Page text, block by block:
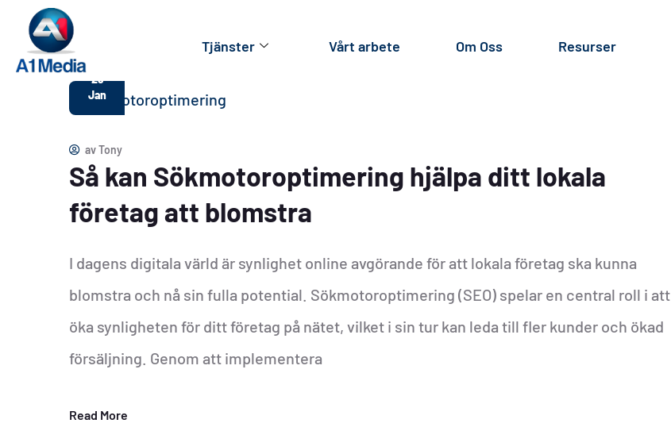
Tjänster Vårt arbete Om Oss Resurser
29
Jan
avTony
Så kan Sökmotoroptimering hjälpa ditt lokala
företag att blomstra
I dagens digitala värld är synlighet online avgörande för att lokala företag ska kunna
blomstra och nå sin fulla potential. Sökmotoroptimering (SEO) spelar en central roll i att
öka synligheten för ditt företag på nätet, vilket i sin tur kan leda till fler kunder och ökad
försäljning. Genom att implementera
Read More